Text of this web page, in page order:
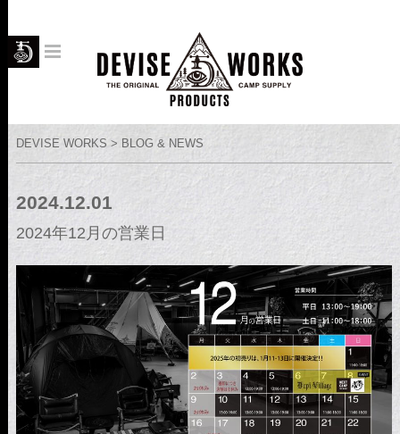
DEVISE WORKS > BLOG & NEWS
2024.12.01
2024年12月の営業日